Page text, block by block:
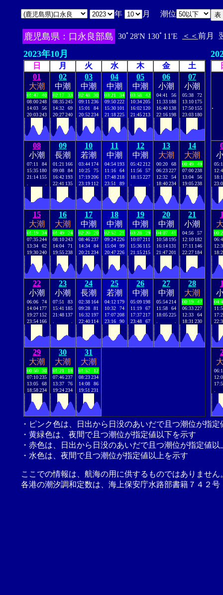
年 月 潮位
鹿児島県：口永良部島 30ﾟ28'N 130ﾟ11'E ＜＜ 前月
2023年10月
日 月 火 水 木 金
土
01
大潮
01:47
40
08:00248
14:03
56
20:03243
02
中潮
02:17
33
08:35245
14:32
69
20:27240
03
中潮
02:48
30
09:11 236
15:01
84
20:52234
04
中潮
03:21
34
09:50222
15:30 101
21:18225
05
中潮
03:58
42
10:34205
16:02 120
21:45213
06
小潮
04:41
56
11:33 188
16:40 138
22:16 198
07
小潮
05:38
72
13:10 175
17:50 155
23:03 180
08
小潮
07:11
84
15:35 180
21:14 155
09
長潮
01:21 166
09:08
84
16:42 193
22:41 135
10
若潮
03:44 174
10:25
75
17:19206
23:19 112
11
中潮
04:54 193
11:16
64
17:48218
23:51
89
12
中潮
05:42212
11:56
57
18:15227
13
大潮
00:20
68
06:23227
12:32
54
18:40234
14
大潮
00:49
49
07:00238
13:04
56
19:05238
15
大潮
01:19
34
07:35244
13:34
62
19:30240
16
大潮
01:49
24
08:10243
14:04
71
19:55238
17
中潮
02:20
20
08:46237
14:34
84
20:21 234
18
中潮
02:52
21
09:24226
15:04
99
20:47226
19
中潮
03:28
29
10:07211
15:36 115
21:15215
20
中潮
04:07
41
10:58 195
16:14 131
21:47201
21
小潮
04:56
57
12:10 182
17:11 146
22:27 184
22
小潮
06:06
74
14:04 177
19:27 152
23:54 166
23
小潮
07:51
83
15:41 185
21:48 137
24
長潮
02:38 164
09:28
81
16:32 197
22:40 114
25
若潮
04:12 179
10:32
74
17:07208
23:16
90
26
中潮
05:09 198
11:19
67
17:37217
23:48
67
27
中潮
05:54214
11:58
64
18:05225
28
大潮
00:19
47
06:33227
12:33
64
18:31 230
29
大潮
00:50
30
07:10235
13:05
68
18:58234
30
大潮
01:21
18
07:46237
13:37
76
19:24234
31
大潮
01:52
12
08:23234
14:08
86
19:51 231
.
・ピンク色は、日出から日没のあいだで且つ潮位が指
・黄緑色は、夜間で且つ潮位が指定値以下を示す
・赤色は、日出から日没のあいだで且つ潮位が指定値以
・水色は、夜間で且つ潮位が指定値以上を示す
ここでの情報は、航海の用に供するものではありませ
各港の潮汐調和定数は、海上保安庁水路部書籍７４２